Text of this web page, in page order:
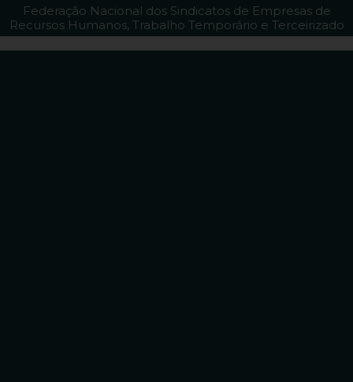
Federação Nacional dos Sindicatos de Empresas de
Recursos Humanos, Trabalho Temporário e Terceirizado